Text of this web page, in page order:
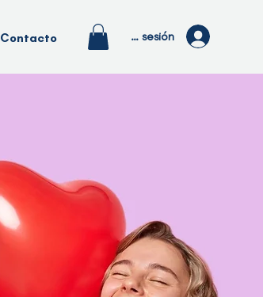
Contacto Iniciar sesión